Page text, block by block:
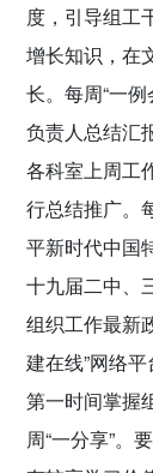
度，引导组工
增长知识，在
长。每周“一
负责人总结汇
各科室上周工
行总结推广。
平新时代中国
十九届二中、
组织工作最新
建在线”网络
第一时间掌握
周“一分享”。